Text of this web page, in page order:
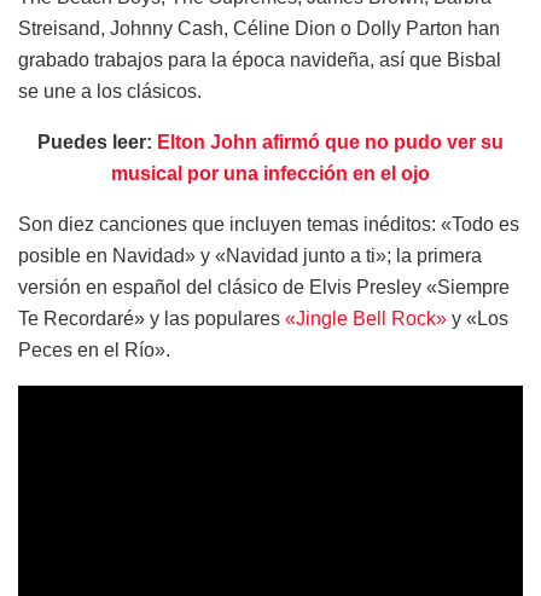
Streisand, Johnny Cash, Céline Dion o Dolly Parton han
grabado trabajos para la época navideña, así que Bisbal
se une a los clásicos.
Puedes leer: Elton John afirmó que no pudo ver su
musical por una infección en el ojo
Son diez canciones que incluyen temas inéditos: «Todo es
posible en Navidad» y «Navidad junto a ti»; la primera
versión en español del clásico de Elvis Presley «Siempre
Te Recordaré» y las populares «Jingle Bell Rock» y «Los
Peces en el Río».